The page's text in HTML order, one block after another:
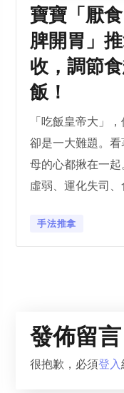
寶寶「厭
脾開胃」
收，調節
飯！
「吃飯皇帝大」
卻是一大難題。
母的心都揪在一
虛弱、運化失司
手法推拿
發佈留言
很抱歉，必須登入